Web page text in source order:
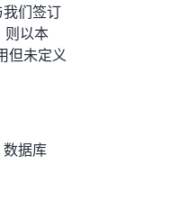
我们签订
则以本
但未定义
数据库